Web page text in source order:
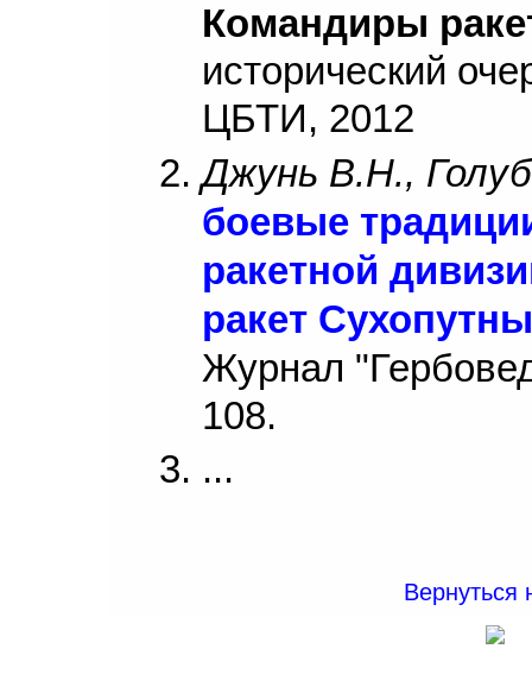
Командиры
исторический
ЦБТИ, 2012
Джунь В.Н.,
боевые
ракетной
ракет
Журнал
108.
...
Вернуться